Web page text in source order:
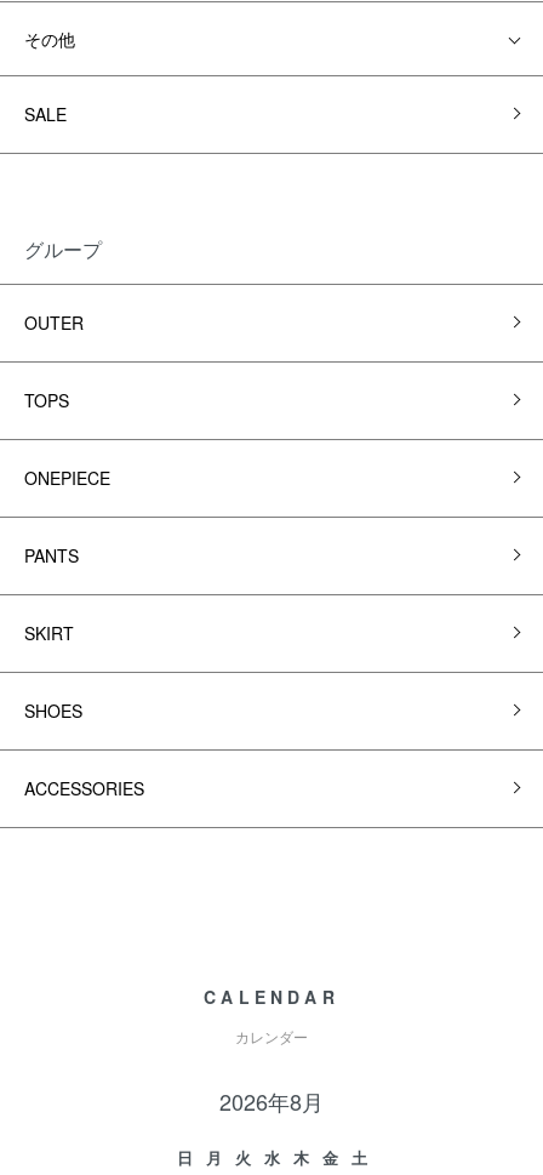
その他
SALE
グループ
OUTER
TOPS
ONEPIECE
PANTS
SKIRT
SHOES
ACCESSORIES
CALENDAR
カレンダー
2026年8月
日 月 火 水 木 金
土